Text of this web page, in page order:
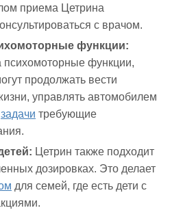
приема Цетрина
с врачом.
функции:
психомоторные функции,
продолжать вести
управлять автомобилем
задачи требующие
Цетрин также подходит
дозировках. Это делает
для семей, где есть дети с